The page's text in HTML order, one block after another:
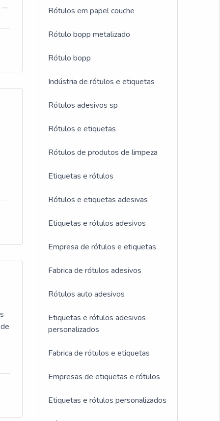
o
Rótulos em papel couche
Rótulo bopp metalizado
Rótulo bopp
Indústria de rótulos e etiquetas
Rótulos adesivos sp
Rótulos e etiquetas
Rótulos de produtos de limpeza
Etiquetas e rótulos
Rótulos e etiquetas adesivas
Etiquetas e rótulos adesivos
Empresa de rótulos e etiquetas
Fabrica de rótulos adesivos
Rótulos auto adesivos
Etiquetas e rótulos adesivos
personalizados
Fabrica de rótulos e etiquetas
Empresas de etiquetas e rótulos
Etiquetas e rótulos personalizados